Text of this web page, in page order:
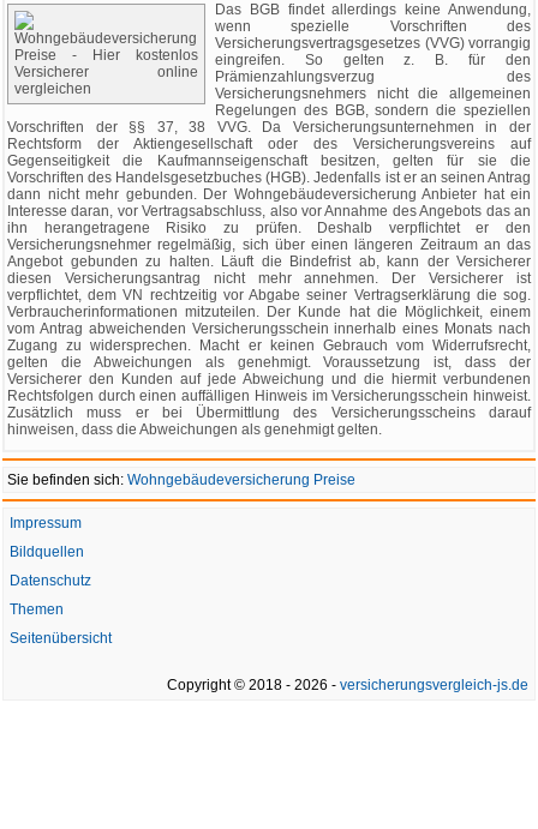
Das BGB findet allerdings keine Anwendung,
wenn spezielle Vorschriften des
Versicherungsvertragsgesetzes (VVG) vorrangig
eingreifen. So gelten z. B. für den
Prämienzahlungsverzug des
Versicherungsnehmers nicht die allgemeinen
Regelungen des BGB, sondern die speziellen
Vorschriften der §§ 37, 38 VVG. Da Versicherungsunternehmen in der
Rechtsform der Aktiengesellschaft oder des Versicherungsvereins auf
Gegenseitigkeit die Kaufmannseigenschaft besitzen, gelten für sie die
Vorschriften des Handelsgesetzbuches (HGB). Jedenfalls ist er an seinen Antrag
dann nicht mehr gebunden. Der Wohngebäudeversicherung Anbieter hat ein
Interesse daran, vor Vertragsabschluss, also vor Annahme des Angebots das an
ihn herangetragene Risiko zu prüfen. Deshalb verpflichtet er den
Versicherungsnehmer regelmäßig, sich über einen längeren Zeitraum an das
Angebot gebunden zu halten. Läuft die Bindefrist ab, kann der Versicherer
diesen Versicherungsantrag nicht mehr annehmen. Der Versicherer ist
verpflichtet, dem VN rechtzeitig vor Abgabe seiner Vertragserklärung die sog.
Verbraucherinformationen mitzuteilen. Der Kunde hat die Möglichkeit, einem
vom Antrag abweichenden Versicherungsschein innerhalb eines Monats nach
Zugang zu widersprechen. Macht er keinen Gebrauch vom Widerrufsrecht,
gelten die Abweichungen als genehmigt. Voraussetzung ist, dass der
Versicherer den Kunden auf jede Abweichung und die hiermit verbundenen
Rechtsfolgen durch einen auffälligen Hinweis im Versicherungsschein hinweist.
Zusätzlich muss er bei Übermittlung des Versicherungsscheins darauf
hinweisen, dass die Abweichungen als genehmigt gelten.
Sie befinden sich: Wohngebäudeversicherung Preise
Impressum
Bildquellen
Datenschutz
Themen
Seitenübersicht
Copyright © 2018 - 2026 - versicherungsvergleich-js.de